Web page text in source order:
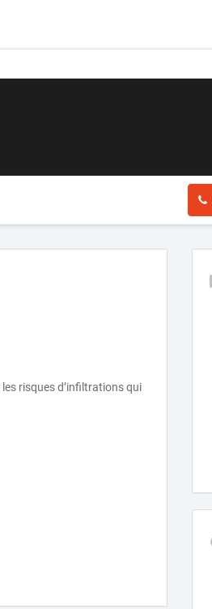
risques d’infiltrations qui